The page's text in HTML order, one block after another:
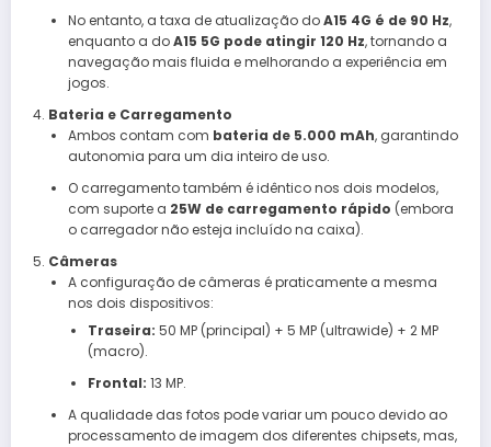
No entanto, a taxa de atualização doA15 4G é de 90 Hz,
enquanto a doA15 5G pode atingir 120 Hz, tornando a
navegação mais fluida e melhorando a experiência em
jogos.
Bateria e Carregamento
Ambos contam com bateria de 5.000 mAh, garantindo
autonomia para um dia inteiro de uso.
O carregamento também é idêntico nos dois modelos,
com suporte a 25W de carregamento rápido (embora
o carregador não esteja incluído na caixa).
Câmeras
A configuração de câmeras é praticamente a mesma
nos dois dispositivos:
Traseira: 50 MP (principal) + 5 MP (ultrawide) + 2 MP
(macro).
Frontal: 13 MP.
A qualidade das fotos pode variar um pouco devido ao
processamento de imagem dos diferentes chipsets, mas,